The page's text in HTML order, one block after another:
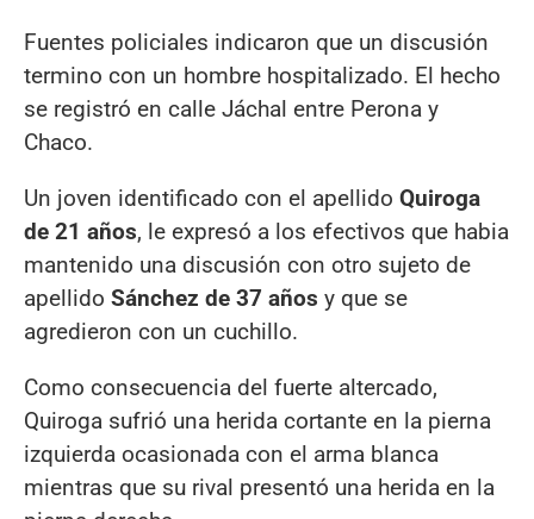
Fuentes policiales indicaron que un discusión
termino con un hombre hospitalizado. El hecho
se registró en calle Jáchal entre Perona y
Chaco.
Un joven identificado con el apellido Quiroga
de 21 años, le expresó a los efectivos que habia
mantenido una discusión con otro sujeto de
apellido Sánchez de 37 años y que se
agredieron con un cuchillo.
Como consecuencia del fuerte altercado,
Quiroga sufrió una herida cortante en la pierna
izquierda ocasionada con el arma blanca
mientras que su rival presentó una herida en la